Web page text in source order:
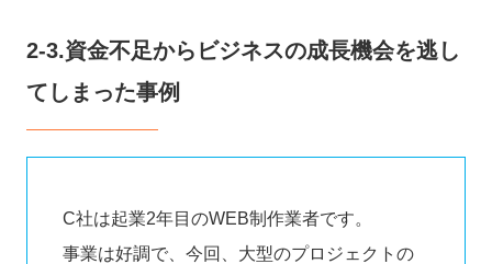
2-3.資金不足からビジネスの成長機会を逃し
てしまった事例
C社は起業2年目のWEB制作業者です。
事業は好調で、今回、大型のプロジェクトの